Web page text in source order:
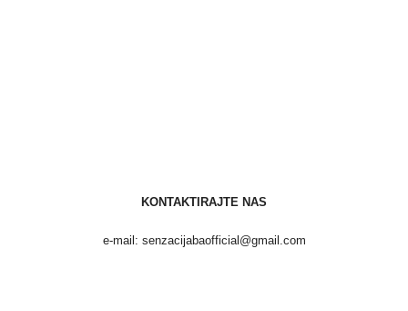
KONTAKTIRAJTE NAS
e-mail: senzacijabaofficial@gmail.com